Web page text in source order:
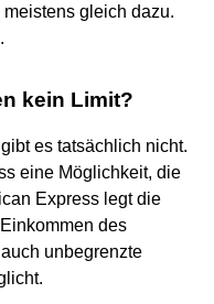
gleich dazu.
kein Limit?
es tatsächlich nicht.
eine Möglichkeit, die
Express legt die
des
unbegrenzte